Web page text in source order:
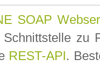
SOAP
Schnittstelle zu
REST-API.